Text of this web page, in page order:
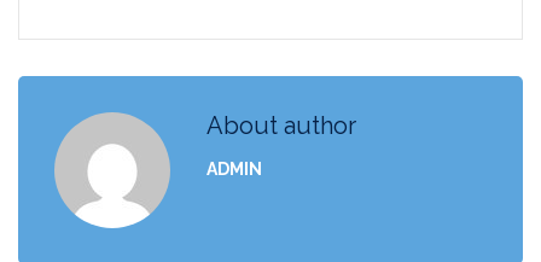
About author
ADMIN